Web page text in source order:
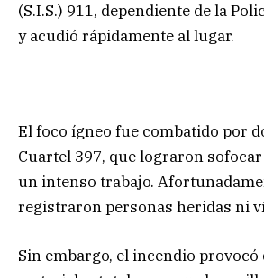
(S.I.S.) 911, dependiente de la
y acudió rápidamente al lugar.
El foco ígneo fue combatido por
Cuartel 397, que lograron
un intenso trabajo.
registraron personas heridas ni
Sin embargo, el incendio provocó